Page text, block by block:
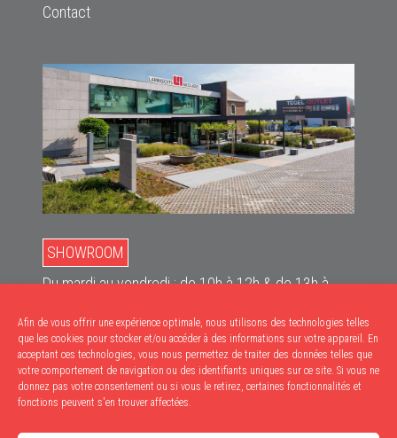
Afin de vous offrir une expérience optimale, nous utilisons des technologies telles
que les cookies pour stocker et/ou accéder à des informations sur votre appareil. En
acceptant ces technologies, vous nous permettez de traiter des données telles que
votre comportement de navigation ou des identifiants uniques sur ce site. Si vous ne
donnez pas votre consentement ou si vous le retirez, certaines fonctionnalités et
fonctions peuvent s'en trouver affectées.
Contact
SHOWROOM
Du mardi au vendredi : de 10h à 12h & de 13h à
Le samedi : de 10h à 17h
RETRAITS
Du mardi au vendredi : de 9h à 12h & de 13h à
17h30